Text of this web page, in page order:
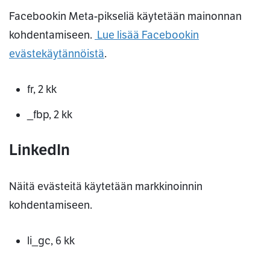
Facebookin Meta-pikseliä käytetään mainonnan
kohdentamiseen. Lue lisää Facebookin
evästekäytännöistä.
fr, 2 kk
_fbp, 2 kk
LinkedIn
Näitä evästeitä käytetään markkinoinnin
kohdentamiseen.
li_gc, 6 kk